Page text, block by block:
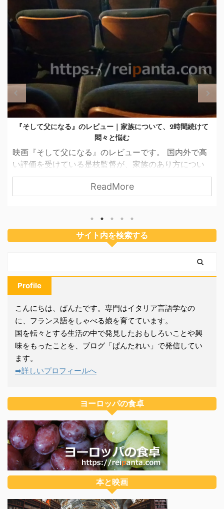
『そして父になる』のレビュー｜家族について、2時間続けて
悶々と悩む
映画『そして父になる』のレビューです。 国内外で高
い評価を受けている是枝監督が、家族のあり方につい
て問いかけている映画『そして父になる』。 映画は、
子どもを軸にして「家族とは？」というテーマを描い
る家族がいること。その幸せをあらためて考えさせて
くれます。 基本データ 原題： 『 そして父になる』
ReadMore
サイト内を検索する
Profile
こんにちは、ぱんたです。専門はイタリア言語学なの
に、フランス語をしゃべる娘を育てています。
国を転々とする生活の中で発見したおもしろいことや興
味をもったことを、ブログ「ぱんたれい」で発信してい
ます。
➡詳しいプロフィールへ
ヨーロッパの食卓
本と映画